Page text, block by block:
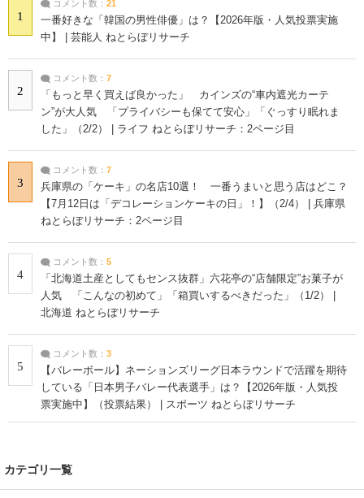
1
コメント数： 21
一番好きな「韓国の男性俳優」は？【2026年版・人気投票実施
中】 | 芸能人 ねとらぼリサーチ
2
コメント数： 7
「もっと早く買えば良かった」 カインズの“車内遮光カーテ
ン”が大人気 「プライバシーも保てて安心」「ぐっすり眠れま
した」（2/2） | ライフ ねとらぼリサーチ：2ページ目
3
コメント数： 7
兵庫県の「ケーキ」の名店10選！ 一番うまいと思う店はどこ？
【7月12日は「デコレーションケーキの日」！】（2/4） | 兵庫県
ねとらぼリサーチ：2ページ目
4
コメント数： 5
「北海道土産としてもセンス抜群」六花亭の“店舗限定”お菓子が
人気 「こんなの初めて」「箱買いするべきだった」（1/2） |
北海道 ねとらぼリサーチ
5
コメント数： 3
【バレーボール】ネーションズリーグ日本ラウンドで活躍を期待
している「日本男子バレー代表選手」は？【2026年版・人気投
票実施中】（投票結果） | スポーツ ねとらぼリサーチ
カテゴリ一覧